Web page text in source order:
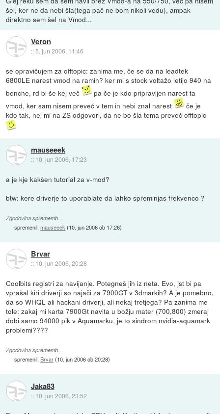
šel, ker ne da nebi šla(tega pač ne bom nikoli vedu), ampak
direktno sem šel na Vmod...
Veron
::5. jun 2006, 11:46
se opravičujem za offtopic: zanima me, če se da na leadtek
6800LE narest vmod na ramih? ker mi s stock voltažo letijo 940 na
benche, rd bi še kej več
pa če je kdo pripravljen narest ta
vmod, ker sam nisem preveč v tem in nebi znal narest
če je
kdo tak, nej mi na ZS odgovori, da ne bo šla tema preveč offtopic
mauseeek
:: 10. jun 2006, 17:23
a je kje kakšen tutorial za v-mod?
btw: kere driverje to uporablate da lahko spreminjas frekvenco ?
Zgodovina sprememb…
spremenil:mauseeek(10. jun 2006 ob 17:26)
Brvar
:: 10. jun 2006, 20:28
Coolbits registri za navijanje. Potegneš jih iz neta. Evo, jst bi pa
vprašal kiri driverji so najači za 7900GT v 3dmarkih? A je pomebno,
da so WHQL ali hackani driverji, ali nekaj tretjega? Pa zanima me
tole: zakaj mi karta 7900Gt navita u božju mater (700,800) zmeraj
dobi samo 94000 pik v Aquamarku, je to sindrom nvidia-aquamark
problemi????
Zgodovina sprememb…
spremenil: Brvar(10. jun 2006 ob 20:28)
Jaka83
:: 10. jun 2006, 23:52